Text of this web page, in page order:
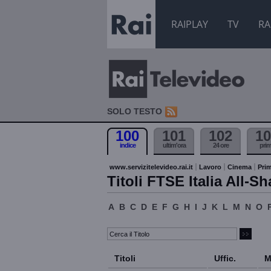
RAIPLAY TV
SOLO TESTO
100
indice
101
ultim'ora
102
24 ore
www.servizitelevideo.rai.it Lavoro Cinema
Titoli FTSE Italia All-
A B C D E F G H I J K L M N O
Titoli Uffic.